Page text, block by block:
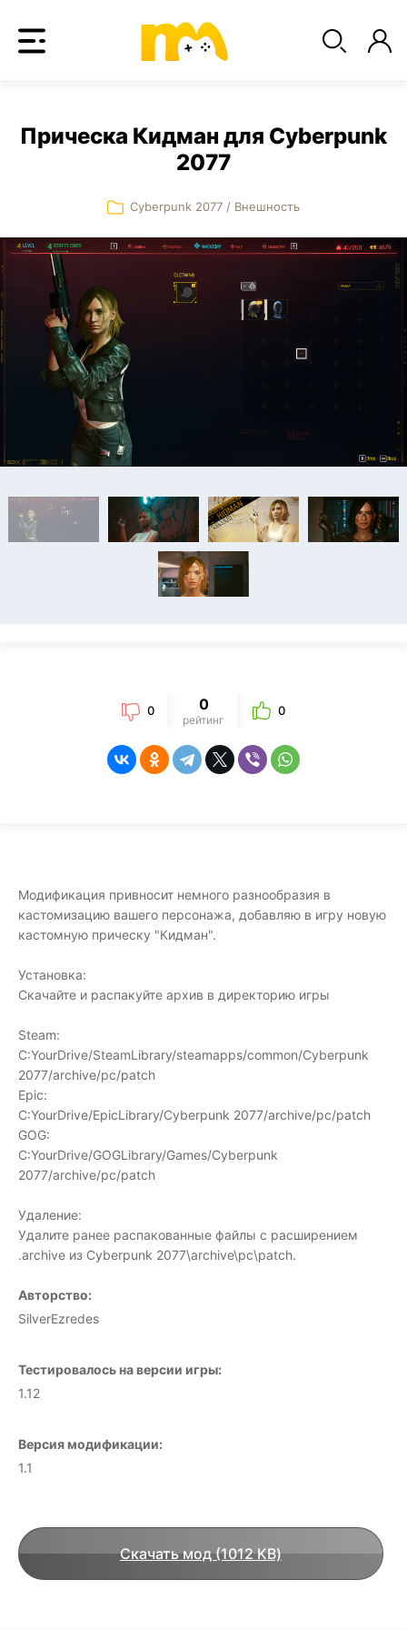
Прическа Кидман для Cyberpunk
2077
Cyberpunk 2077 / Внешность
0 0
рейтинг
0
Модификация привносит немного разнообразия в
кастомизацию вашего персонажа, добавляю в игру новую
кастомную прическу "Кидман".
Установка:
Скачайте и распакуйте архив в директорию игры
Steam:
C:YourDrive/SteamLibrary/steamapps/common/Cyberpunk
2077/archive/pc/patch
Epic:
C:YourDrive/EpicLibrary/Cyberpunk 2077/archive/pc/patch
GOG:
C:YourDrive/GOGLibrary/Games/Cyberpunk
2077/archive/pc/patch
Удаление:
Удалите ранее распакованные файлы с расширением
.archive из Cyberpunk 2077\archive\pc\patch.
Авторство:
SilverEzredes
Тестировалось на версии игры:
1.12
Версия модификации:
1.1
Скачать мод (1012 KB)